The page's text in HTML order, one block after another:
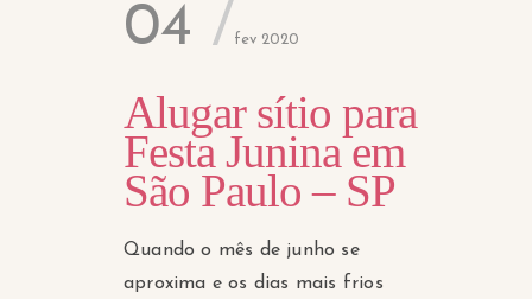
04 fev 2020
Alugar sítio para
Festa Junina em
São Paulo – SP
Quando o mês de junho se
aproxima e os dias mais frios